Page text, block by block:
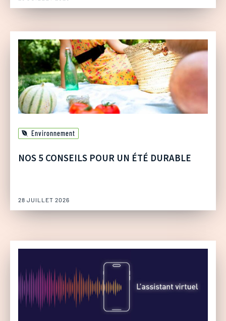
Environnement
NOS 5 CONSEILS POUR UN ÉTÉ DURABLE
28 JUILLET 2026